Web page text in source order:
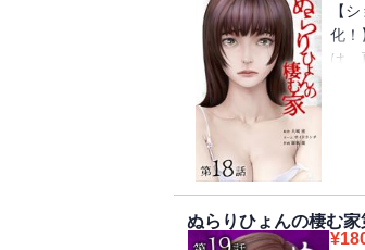
【
化！
は、
と
ぬらりひょんの棲む家
¥